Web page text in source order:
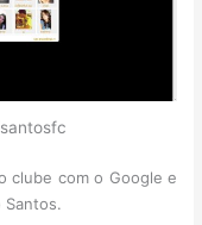
clube com o Google e